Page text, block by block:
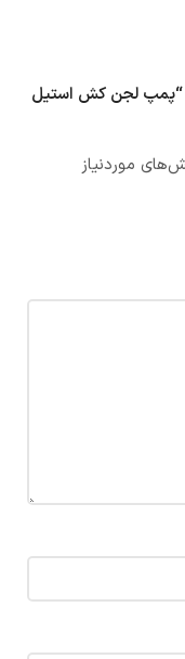
“پمپ لجن کش استیل
موردنیاز